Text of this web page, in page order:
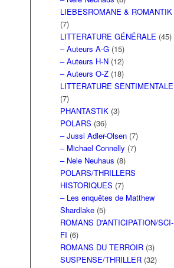
LIEBESROMANE & ROMANTIK
(7)
LITTERATURE GÉNÉRALE (45)
– Auteurs A-G (15)
– Auteurs H-N (12)
– Auteurs O-Z (18)
LITTERATURE SENTIMENTALE
(7)
PHANTASTIK (3)
POLARS (36)
– Jussi Adler-Olsen (7)
– Michael Connelly (7)
– Nele Neuhaus (8)
POLARS/THRILLERS
HISTORIQUES (7)
– Les enquêtes de Matthew
Shardlake (5)
ROMANS D'ANTICIPATION/SCI-
FI (6)
ROMANS DU TERROIR (3)
SUSPENSE/THRILLER (32)